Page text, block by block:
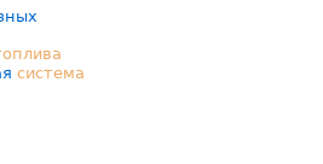
система